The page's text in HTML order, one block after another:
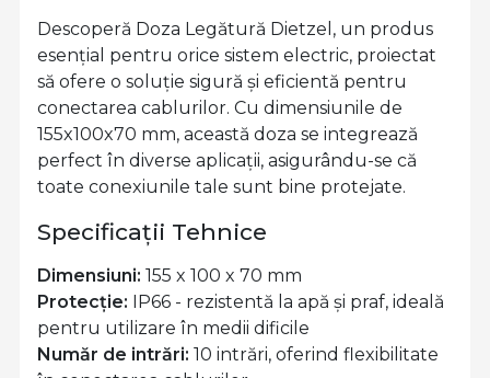
Descoperă Doza Legătură Dietzel, un produs
esențial pentru orice sistem electric, proiectat
să ofere o soluție sigură și eficientă pentru
conectarea cablurilor. Cu dimensiunile de
155x100x70 mm, această doza se integrează
perfect în diverse aplicații, asigurându-se că
toate conexiunile tale sunt bine protejate.
Specificații Tehnice
Dimensiuni: 155 x 100 x 70 mm
Protecție: IP66 - rezistentă la apă și praf, ideală
pentru utilizare în medii dificile
Număr de intrări: 10 intrări, oferind flexibilitate